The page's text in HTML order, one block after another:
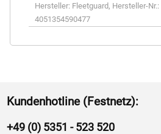
Hersteller: Fleetguard , Hersteller-Nr.:
4051354590477
Kundenhotline (Festnetz):
+49 (0) 5351 - 523 520